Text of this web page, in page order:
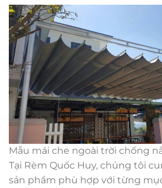
Mẫu mái che ngoài trời chống
Tại Rèm Quốc Huy, chúng tôi
sản phẩm phù hợp với từng